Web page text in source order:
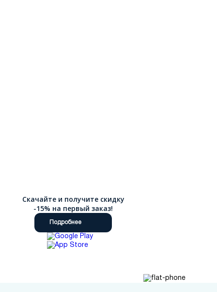
Скачайте и получите скидку
-15% на первый заказ!
Подробнее